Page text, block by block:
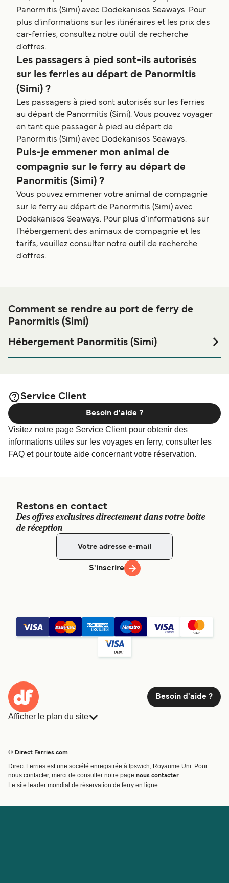
Panormitis (Simi) avec Dodekanisos Seaways. Pour
plus d'informations sur les itinéraires et les prix des
car-ferries, consultez notre outil de recherche
d'offres.
Les passagers à pied sont-ils autorisés
sur les ferries au départ de Panormitis
(Simi) ?
Les passagers à pied sont autorisés sur les ferries
au départ de Panormitis (Simi). Vous pouvez voyager
en tant que passager à pied au départ de
Panormitis (Simi) avec Dodekanisos Seaways.
Puis-je emmener mon animal de
compagnie sur le ferry au départ de
Panormitis (Simi) ?
Vous pouvez emmener votre animal de compagnie
sur le ferry au départ de Panormitis (Simi) avec
Dodekanisos Seaways. Pour plus d'informations sur
l'hébergement des animaux de compagnie et les
tarifs, veuillez consulter notre outil de recherche
d'offres.
Comment se rendre au port de ferry de
Panormitis (Simi)
Hébergement Panormitis (Simi)
votre séjour, merci de bien vouloir visiter notre page
Hébergement Panormitis (Simi)afin de bénéficier des
meilleurs prix de notre large sélection de logements en
ligne !
Service Client
Visitez notre page Service Client pour obtenir des
informations utiles sur les voyages en ferry, consulter les
FAQ et pour toute aide concernant votre réservation.
Besoin d'aide ?
Restons en contact
Des offres exclusives directement dans votre boîte
de réception
S'inscrire
Besoin d'aide ?
Afficher le plan du site
Traversées et ports
Billet de bateau
© Direct Ferries.com
Direct Ferries est une société enregistrée à Ipswich, Royaume Uni. Pour
nous contacter, merci de consulter notre page nous contacter
Le site leader mondial de réservation de ferry en ligne